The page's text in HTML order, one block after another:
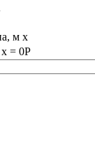
м x
= 0Р